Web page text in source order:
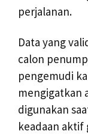
perjalanan.
Data yang
calon
pengemudi
mengigatkan
digunakan
keadaan aktif